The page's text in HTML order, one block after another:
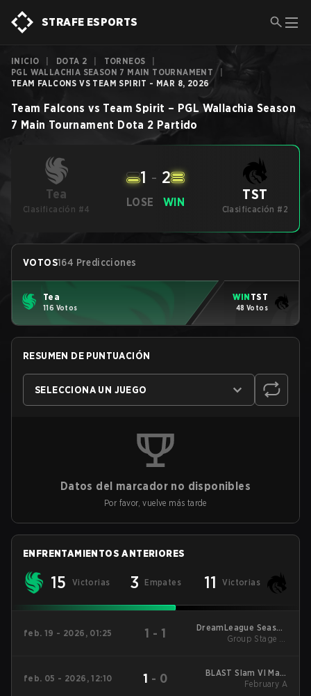
STRAFE ESPORTS
INICIO DOTA 2 TORNEOS
PGL WALLACHIA SEASON 7 MAIN TOURNAMENT
TEAM FALCONS VS TEAM SPIRIT - MAR 8, 2026
Team Falcons vs Team Spirit – PGL Wallachia Season
7 Main Tournament Dota 2 Partido
Tea
Clasificación #4
LOSE
1 - 2
WIN TST
Clasificación #2
VOTOS164 Predicciones
Tea
116 Votos
WIN TST
48 Votos
RESUMEN DE PUNTUACIÓN
SELECCIONA UN JUEGO
Datos del marcador no disponibles
Por favor, vuelve más tarde
ENFRENTAMIENTOS ANTERIORES
15 Victorias 3 Empates 11 Victorias
feb. 19 - 2026, 01:25 1 - 1
DreamLeague Season
28
Group Stage 1 -
feb. 05 - 2026, 12:10 1 - 0
BLAST Slam VI Main
Tournament
February A